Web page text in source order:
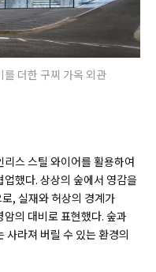
더한 구찌 가옥 외관
스 스틸 와이어를 활용하여
했다. 상상의 숲에서 영감을
, 실재와 허상의 경계가
의 대비로 표현했다. 숲과
사라져 버릴 수 있는 환경의